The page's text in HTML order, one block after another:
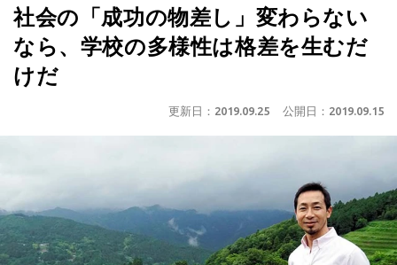
社会の「成功の物差し」変わらない
なら、学校の多様性は格差を生むだ
けだ
更新日： 2019.09.25 公開日： 2019.09.15